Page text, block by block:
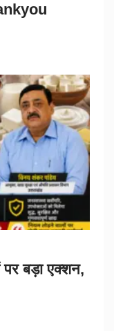
पर बड़ा एक्शन,